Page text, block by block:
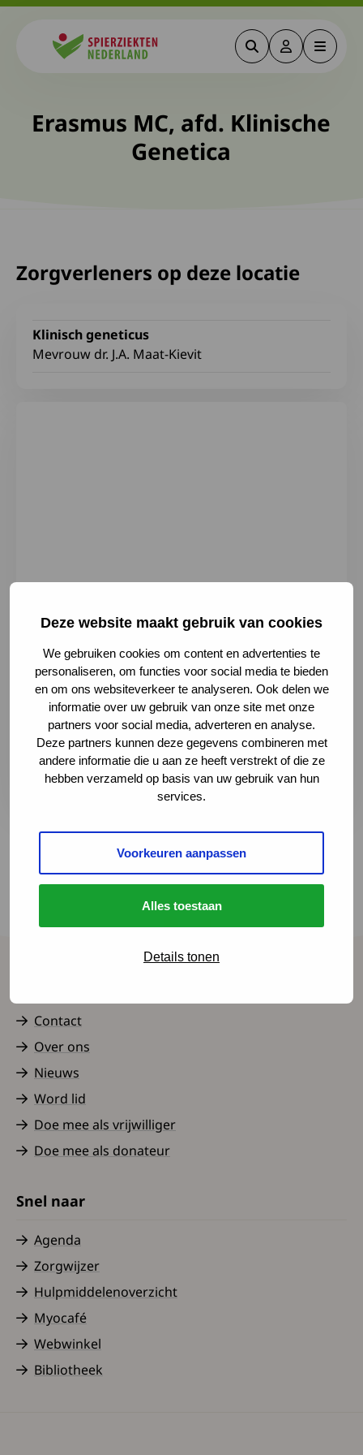
Deze website maakt gebruik van cookies
We gebruiken cookies om content en advertenties te
personaliseren, om functies voor social media te bieden
en om ons websiteverkeer te analyseren. Ook delen we
informatie over uw gebruik van onze site met onze
partners voor social media, adverteren en analyse.
Deze partners kunnen deze gegevens combineren met
andere informatie die u aan ze heeft verstrekt of die ze
hebben verzameld op basis van uw gebruik van hun
services.
Voorkeuren aanpassen
Alles toestaan
Details tonen
ZoekenDeze link
Menu
Erasmus MC, afd. Klinische
Genetica
Zorgverleners op deze locatie
Klinisch geneticus
Mevrouw dr. J.A. Maat-Kievit
Westzeedijk 112, 3016 AH Rotterdam,
Netherlands
010 703 69 15
ervo@erasmusmc.nl
Naar websiteDeze link leidt naar een externe
Plan je routeDeze link leidt naar een externe
Terug naar het overzicht
Contact
Over ons
Nieuws
Word lid
Doe mee als vrijwilliger
Doe mee als donateur
Snel naar
Agenda
Zorgwijzer
Hulpmiddelenoverzicht
Myocafé
Webwinkel
Bibliotheek